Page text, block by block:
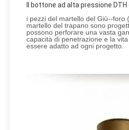
Il bottone ad alta pressione
i pezzi del martello del Giù--foro
martello del trapano sono
possono perforare una vasta
capacità di penetrazione e la
essere adatto ad ogni progetto.